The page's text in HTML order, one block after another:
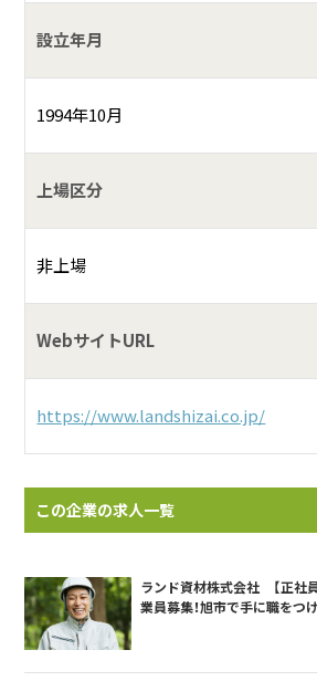
設立年月
1994年10月
上場区分
非上場
WebサイトURL
https://www.landshizai.co.jp/
この企業の求人一覧
ランド資材株式会社 【正社
業員募集！旭市で手に職をつ